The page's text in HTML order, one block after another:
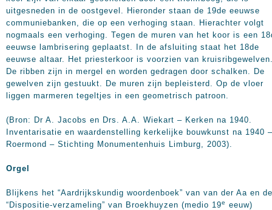
uitgesneden in de oostgevel. Hieronder staan de 19de eeuwse
communiebanken, die op een verhoging staan. Hierachter volgt
nogmaals een verhoging. Tegen de muren van het koor is een
eeuwse lambrisering geplaatst. In de afsluiting staat het 18de
eeuwse altaar. Het priesterkoor is voorzien van
De ribben zijn in mergel en worden gedragen door schalken. De
gewelven zijn gestuukt. De muren zijn bepleisterd. Op de vloer
liggen marmeren tegeltjes in een geometrisch patroon.
(Bron: Dr A. Jacobs en Drs. A.A. Wiekart – Kerken na 1940.
Inventarisatie en waardenstelling kerkelijke bouwkunst na 1940 –
Roermond – Stichting Monumentenhuis Limburg, 2003).
Orgel
Blijkens het “Aardrijkskundig woordenboek” van van der Aa en de
“Dispositie-verzameling” van Broekhuyzen (medio 19e
eeuw)